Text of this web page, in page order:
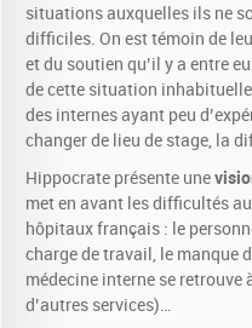
situations auxquelles ils ne
difficiles. On est témoin de
et du soutien qu’il y a entre
de cette situation
des internes ayant peu
changer de lieu de stage, la
Hippocrate présente une
met en avant les difficultés
hôpitaux français : le
charge de travail, le manque
médecine interne se retrouve
d’autres services)…